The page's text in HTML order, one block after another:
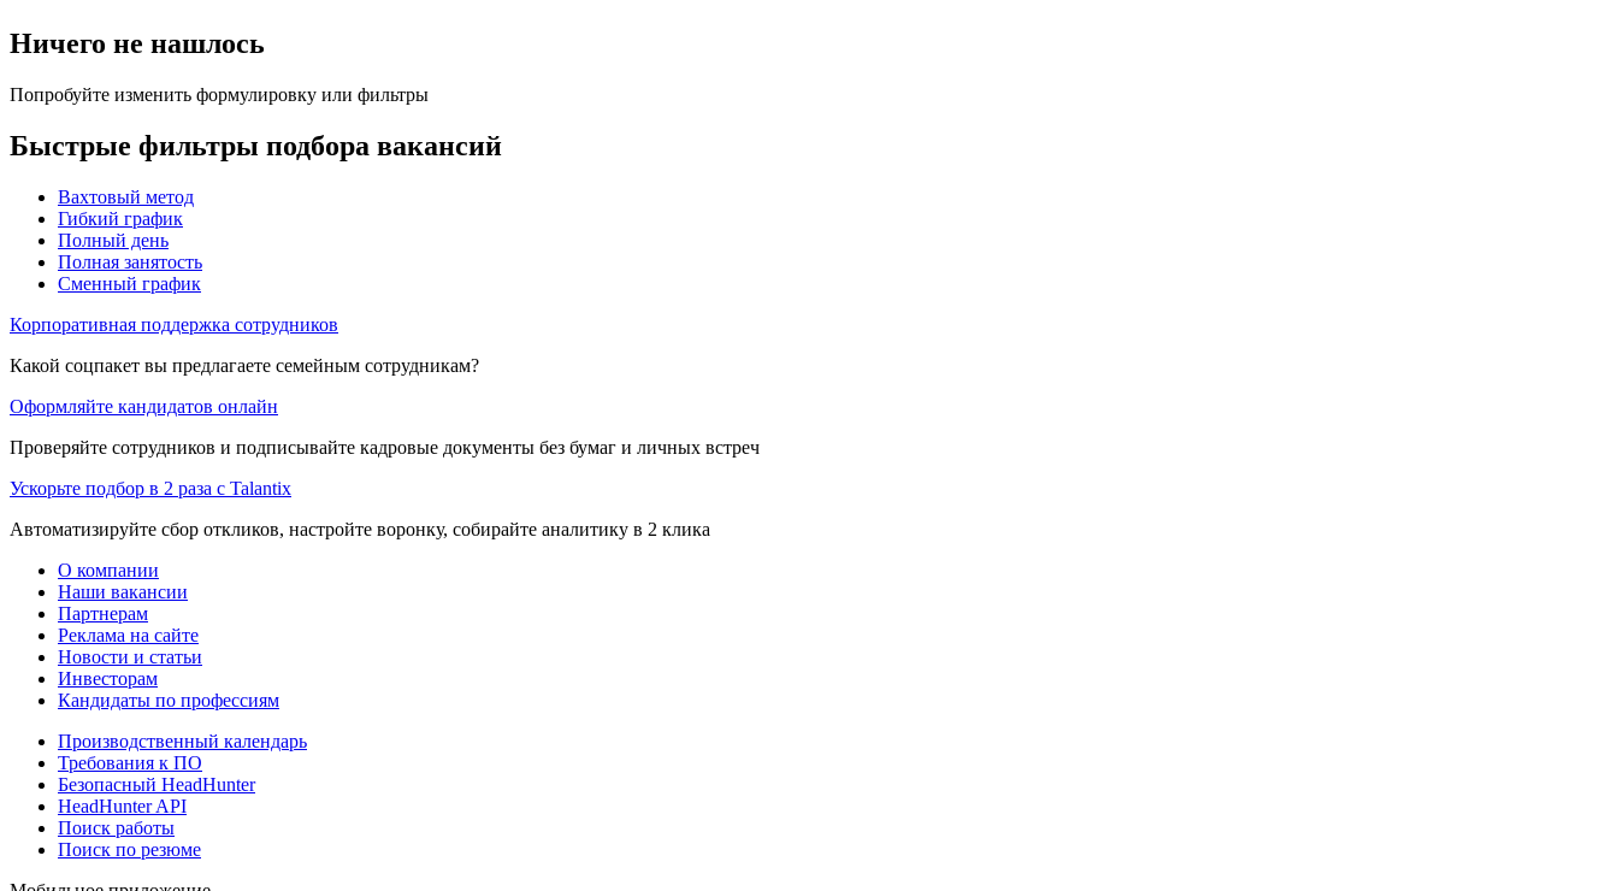
Ничего не нашлось
Попробуйте изменить формулировку или фильтры
Быстрые фильтры подбора вакансий
Вахтовый метод
Гибкий график
Полный день
Полная занятость
Сменный график
Корпоративная поддержка сотрудников
Какой соцпакет вы предлагаете семейным сотрудникам?
Оформляйте кандидатов онлайн
Проверяйте сотрудников и подписывайте кадровые документы без бумаг и личных встреч
Ускорьте подбор в 2 раза с Talantix
Автоматизируйте сбор откликов, настройте воронку, собирайте аналитику в 2 клика
О компании
Наши вакансии
Партнерам
Реклама на сайте
Новости и статьи
Инвесторам
Кандидаты по профессиям
Производственный календарь
Требования к ПО
Безопасный HeadHunter
HeadHunter API
Поиск работы
Поиск по резюме